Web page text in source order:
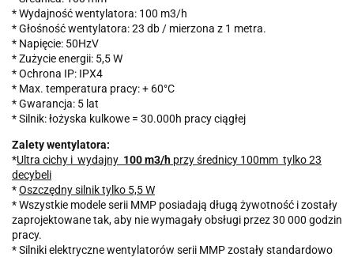
* Wydajność wentylatora: 100 m3/h
* Głośność wentylatora: 23 db / mierzona z 1 metra.
* Napięcie: 50HzV
* Zużycie energii: 5,5 W
* Ochrona IP: IPX4
* Max. temperatura pracy: + 60°C
* Gwarancja: 5 lat
* Silnik: łożyska kulkowe = 30.000h pracy ciągłej
Zalety wentylatora:
*Ultra cichy i wydajny 100 m3/h przy średnicy 100mm tylko 23
decybeli
*Oszczędny silnik tylko 5,5 W
* Wszystkie modele serii MMP posiadają długą żywotność i zostały
zaprojektowane tak, aby nie wymagały obsługi przez 30 000 godzin
pracy.
* Silniki elektryczne wentylatorów serii MMP zostały standardowo